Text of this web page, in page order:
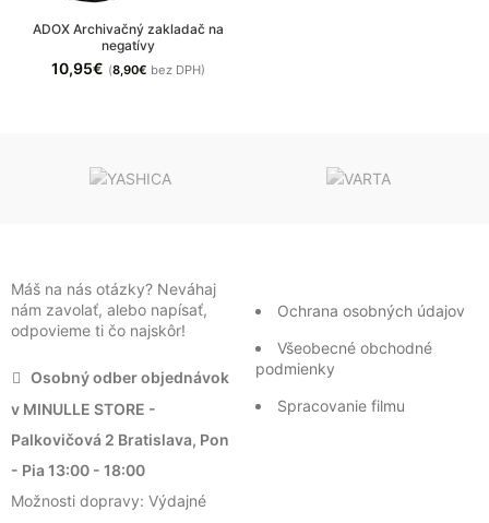
ADOX Archivačný zakladač na
negatívy
10,95€ (8,90€ bez DPH)
Máš na nás otázky? Neváhaj
nám zavolať, alebo napísať,
odpovieme ti čo najskôr!
Osobný odber objednávok
v MINULLE STORE -
Palkovičová 2 Bratislava, Pon
- Pia 13:00 - 18:00
Možnosti dopravy: Výdajné
Ochrana osobných údajov
Všeobecné obchodné
podmienky
Spracovanie filmu